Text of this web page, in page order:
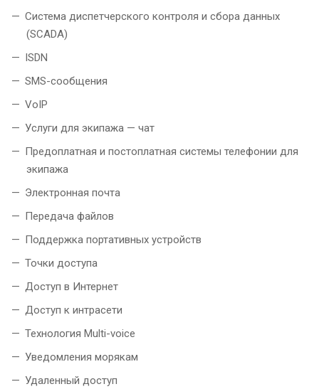
Система диспетчерского контроля и сбора данных
(SCADA)
ISDN
SMS-сообщения
VoIP
Услуги для экипажа — чат
Предоплатная и постоплатная системы телефонии для
экипажа
Электронная почта
Передача файлов
Поддержка портативных устройств
Точки доступа
Доступ в Интернет
Доступ к интрасети
Технология Multi-voice
Уведомления морякам
Удаленный доступ